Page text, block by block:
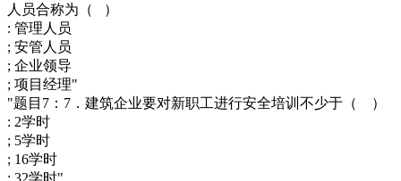
人员合称为（ ）
: 管理人员
; 安管人员
; 企业领导
; 项目经理"
"题目7：7．建筑企业要对新职工进行安全培训不少于（ ）
: 2学时
; 5学时
; 16学时
; 32学时"